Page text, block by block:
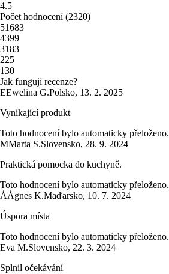
4.5
Počet hodnocení(2320)
51683
4399
3183
225
130
Jak fungují recenze?
EEwelina G.Polsko, 13. 2. 2025
Vynikající produkt
Toto hodnocení bylo automaticky přeloženo.
MMarta S.Slovensko, 28. 9. 2024
Praktická pomocka do kuchyně.
Toto hodnocení bylo automaticky přeloženo.
ÁÁgnes K.Maďarsko, 10. 7. 2024
Úspora místa
Toto hodnocení bylo automaticky přeloženo.
Eva M.Slovensko, 22. 3. 2024
Splnil očekávání